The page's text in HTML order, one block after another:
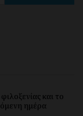
και το
ημέρα